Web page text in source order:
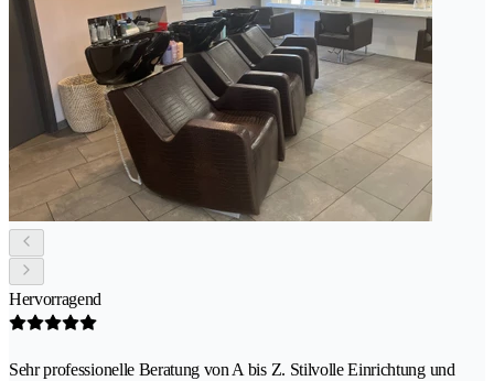
Hervorragend
Sehr professionelle Beratung von A bis Z. Stilvolle Einrichtung und